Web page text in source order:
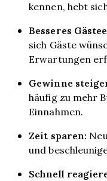
kennen, hebt
Besseres
sich Gäste
Erwartungen
Gewinne
häufig zu mehr
Einnahmen.
Zeit sparen:
und
Schnell